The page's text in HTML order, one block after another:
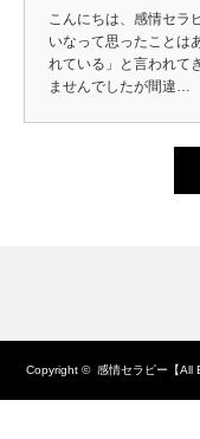
こんにちは、感情セラ
いなって思ったことは
れている」と言われて
ませんでしたが間違…
Copyright © 感情セラピー【All